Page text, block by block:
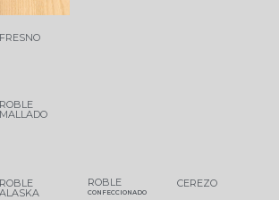
FRESNO
ROBLE
MALLADO
ROBLE
ALASKA
ROBLE
CONFECCIONADO
CEREZO